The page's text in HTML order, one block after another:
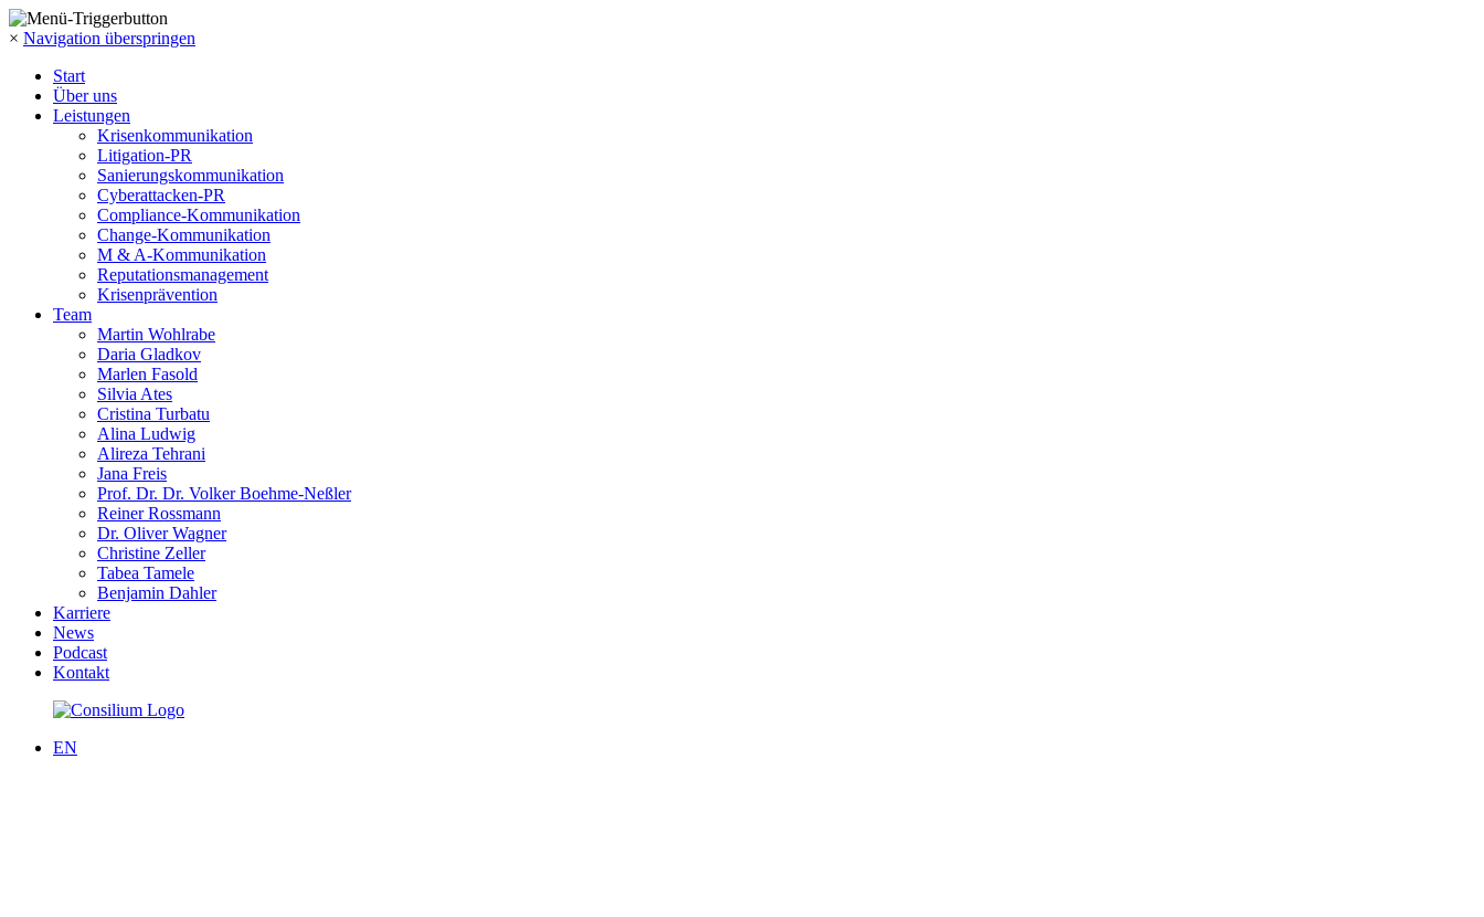
× Navigation überspringen
Start
Über uns
Leistungen
Krisenkommunikation
Litigation-PR
Sanierungskommunikation
Cyberattacken-PR
Compliance-Kommunikation
Change-Kommunikation
M & A-Kommunikation
Reputationsmanagement
Krisenprävention
Team
Martin Wohlrabe
Daria Gladkov
Marlen Fasold
Silvia Ates
Cristina Turbatu
Alina Ludwig
Alireza Tehrani
Jana Freis
Prof. Dr. Dr. Volker Boehme-Neßler
Reiner Rossmann
Dr. Oliver Wagner
Christine Zeller
Tabea Tamele
Benjamin Dahler
Karriere
News
Podcast
Kontakt
EN